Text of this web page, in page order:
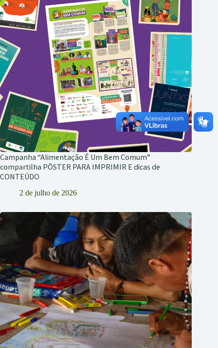
Campanha “Alimentação É Um Bem Comum”
compartilha PÔSTER PARA IMPRIMIR E dicas de
CONTEÚDO
2 de julho de 2026